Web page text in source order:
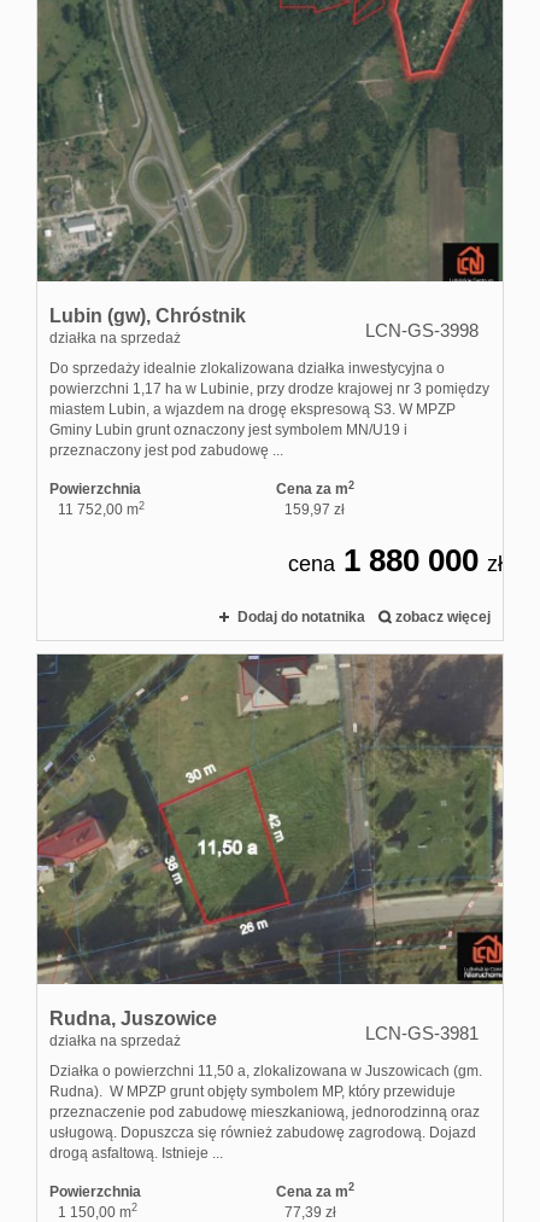
Lubin (gw), Chróstnik
działka na sprzedaż LCN-GS-3998
Do sprzedaży idealnie zlokalizowana działka inwestycyjna o
powierzchni 1,17 ha w Lubinie, przy drodze krajowej nr 3 pomiędzy
miastem Lubin, a wjazdem na drogę ekspresową S3. W MPZP
Gminy Lubin grunt oznaczony jest symbolem MN/U19 i
przeznaczony jest pod zabudowę ...
Powierzchnia
11 752,00 m2
Cena za m2
159,97 zł
cena 1 880 000 zł
Dodaj do notatnika zobacz więcej
Rudna, Juszowice
działka na sprzedaż LCN-GS-3981
Działka o powierzchni 11,50 a, zlokalizowana w Juszowicach (gm.
Rudna). W MPZP grunt objęty symbolem MP, który przewiduje
przeznaczenie pod zabudowę mieszkaniową, jednorodzinną oraz
usługową. Dopuszcza się również zabudowę zagrodową. Dojazd
drogą asfaltową. Istnieje ...
Powierzchnia
1 150,00 m2
Cena za m2
77,39 zł